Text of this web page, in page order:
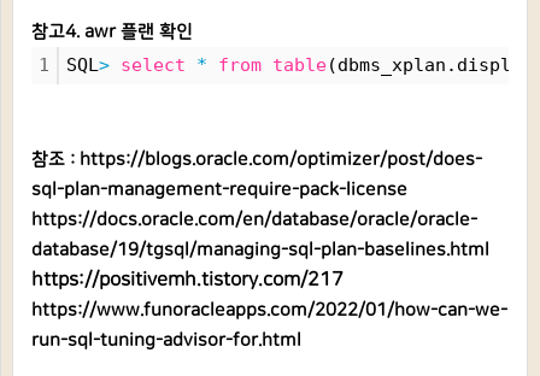
참고4. awr 플랜 확인
1 SQL> select * from table
참조 : https://blogs.oracle.com/optimizer/post/does-
sql-plan-management-require-pack-license
https://docs.oracle.com/en/database/oracle/oracle-
database/19/tgsql/managing-sql-plan-baselines.html
https://positivemh.tistory.com/217
https://www.funoracleapps.com/2022/01/how-can-we-
run-sql-tuning-advisor-for.html